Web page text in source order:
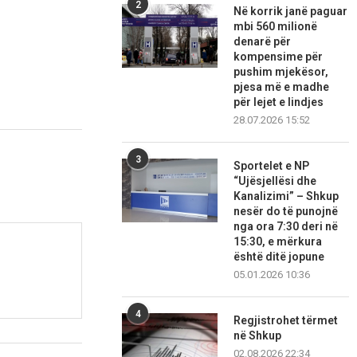
2
Në korrik janë paguar
mbi 560 milionë
denarë për
kompensime për
pushim mjekësor,
pjesa më e madhe
për lejet e lindjes
28.07.2026 15:52
3
Sportelet e NP
“Ujësjellësi dhe
Kanalizimi” – Shkup
nesër do të punojnë
nga ora 7:30 deri në
15:30, e mërkura
është ditë jopune
05.01.2026 10:36
4
Regjistrohet tërmet
në Shkup
02.08.2026 22:34